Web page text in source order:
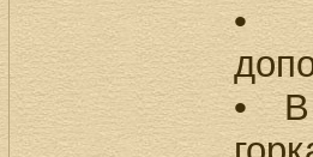
•
• В